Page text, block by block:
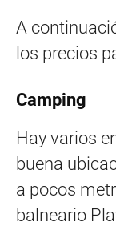
A
los precios
Camping
Hay varios
buena
a pocos
balneario